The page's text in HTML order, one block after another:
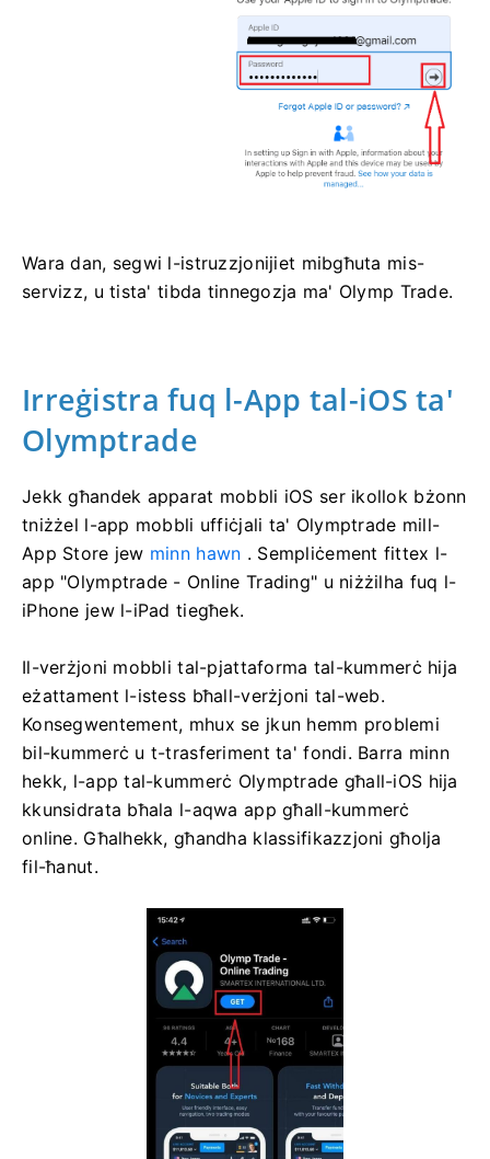
Wara dan, segwi l-istruzzjonijiet mibgħuta mis-
servizz, u tista' tibda tinnegozja ma' Olymp Trade.
Irreġistra fuq l-App tal-iOS ta'
Olymptrade
Jekk għandek apparat mobbli iOS ser ikollok bżonn
tniżżel l-app mobbli uffiċjali ta' Olymptrade mill-
App Store jew minn hawn . Sempliċement fittex l-
app "Olymptrade - Online Trading" u niżżilha fuq l-
iPhone jew l-iPad tiegħek.
Il-verżjoni mobbli tal-pjattaforma tal-kummerċ hija
eżattament l-istess bħall-verżjoni tal-web.
Konsegwentement, mhux se jkun hemm problemi
bil-kummerċ u t-trasferiment ta' fondi. Barra minn
hekk, l-app tal-kummerċ Olymptrade għall-iOS hija
kkunsidrata bħala l-aqwa app għall-kummerċ
online. Għalhekk, għandha klassifikazzjoni għolja
fil-ħanut.